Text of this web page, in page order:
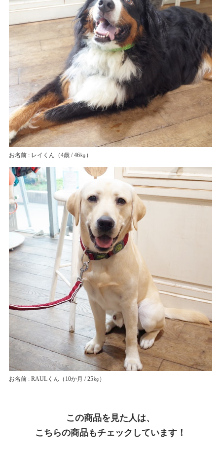
お名前 : レイくん （4歳 / 46㎏）
お名前 : RAULくん （10か月 / 25㎏）
この商品を見た人は、
こちらの商品もチェックしています！